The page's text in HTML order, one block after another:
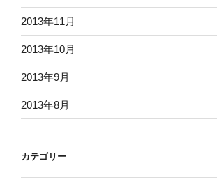
2013年11月
2013年10月
2013年9月
2013年8月
カテゴリー